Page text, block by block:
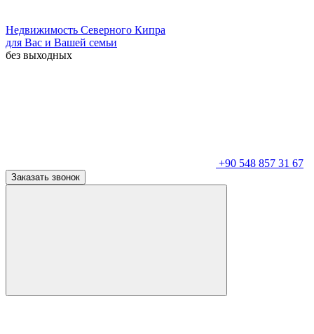
Недвижимость Северного Кипра
для Вас и Вашей семьи
без выходных
+90 548 857 31 67
Заказать звонок